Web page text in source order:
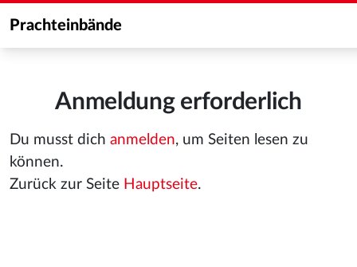
Prachteinbände
Anmeldung erforderlich
Du musst dich anmelden, um Seiten lesen zu
können.
Zurück zur Seite Hauptseite.